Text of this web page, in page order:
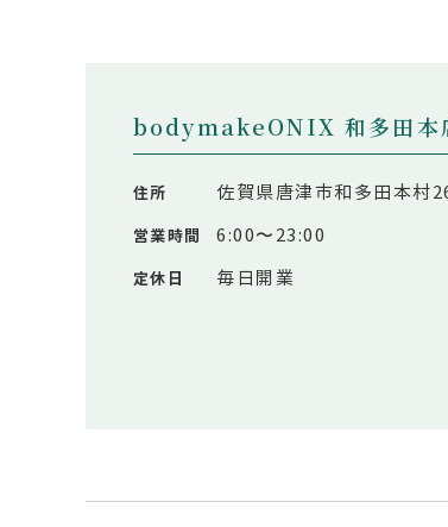
bodymakeONIX 和多田本
住所 佐賀県唐津市和多田本村
営業時間 6:00〜23:00
定休日 毎日開業